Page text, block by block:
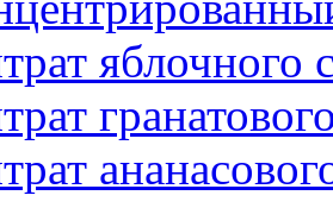
яблочного